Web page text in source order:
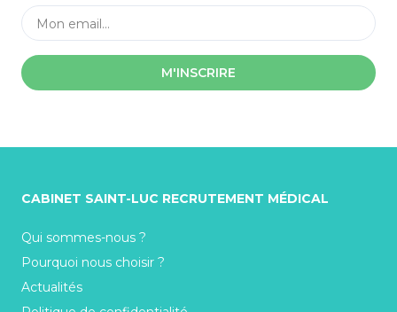
M'INSCRIRE
CABINET SAINT-LUC RECRUTEMENT MÉDICAL
Qui sommes-nous ?
Pourquoi nous choisir ?
Actualités